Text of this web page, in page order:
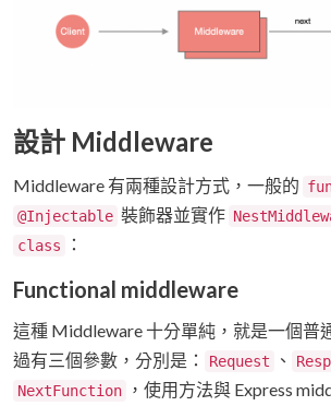
設計 Middleware
Middleware 有兩種設計方式，一般的
@Injectable 裝飾器並實作
class ：
Functional middleware
這種 Middleware 十分單純，就是一個普
過有三個參數，分別是：
Request 、
NextFunction
，使用方法與 Express